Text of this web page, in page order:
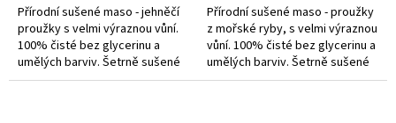
hvězdiček.
Přírodní sušené maso - jehněčí
proužky s velmi výraznou vůní.
100% čisté bez glycerinu a
umělých barviv. Šetrně sušené
vzduchem v potravinářské
hvězdiček.
Přírodní sušené maso - proužky
z mořské ryby, s velmi výraznou
vůní. 100% čisté bez glycerinu a
umělých barviv. Šetrně sušené
vzduchem v potravinářské